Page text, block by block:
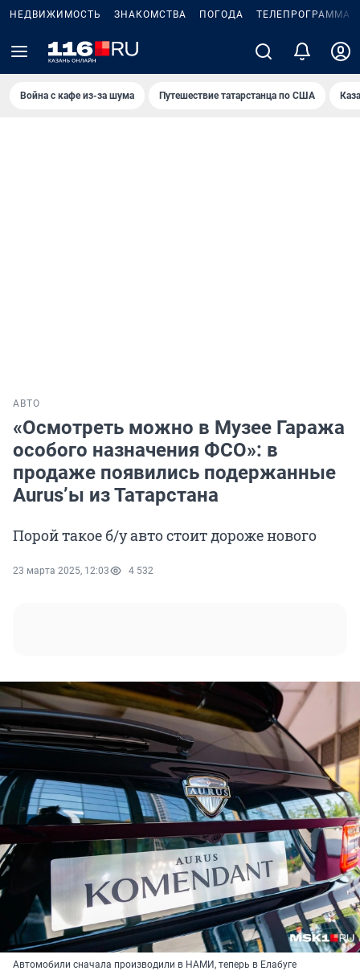
НЕДВИЖИМОСТЬ ЗНАКОМСТВА ПОГОДА ТЕЛЕПРОГРАММА
Война с кафе из-за шума Путешествие татарстанца по США
АВТО
«Осмотреть можно в Музее Гаража
особого назначения ФСО»: в
продаже появились подержанные
Aurus’ы из Татарстана
Порой такое б/у авто стоит дороже нового
23 марта 2025, 12:03 4 532
Автомобили сначала производили в НАМИ, теперь в Елабуге